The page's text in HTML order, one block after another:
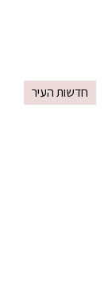
חדשות העיר